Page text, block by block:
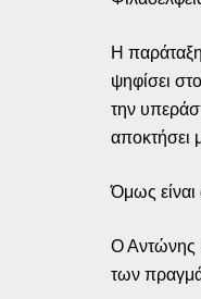
Η
ψηφίσει
την
αποκτήσει
Όμως είναι
Ο Αντώνης
των